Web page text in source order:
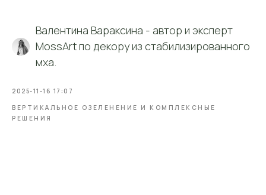
Валентина Вараксина - автор и эксперт
MossArt по декору из стабилизированного
мха.
2025-11-16 17:07
ВЕРТИКАЛЬНОЕ ОЗЕЛЕНЕНИЕ И КОМПЛЕКСНЫЕ
РЕШЕНИЯ
Контактная информация
Телефон: